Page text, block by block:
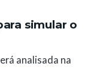
simular o
analisada na